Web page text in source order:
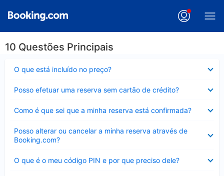
10 Questões Principais
O que está incluído no preço?
fechado
Posso efetuar uma reserva sem cartão de crédito?
fechado
Como é que sei que a minha reserva está confirmada?
fechado
Posso alterar ou cancelar a minha reserva através de
Booking.com?
fechado
O que é o meu código PIN e por que preciso dele?
fechado